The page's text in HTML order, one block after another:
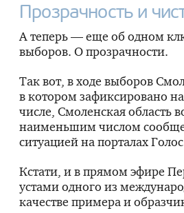
Прозрачность и
А теперь — еще об одном
выборов. О прозрачности.
Так вот, в ходе выборов
в котором зафиксировано
числе, Смоленская область
наименьшим числом
ситуацией на порталах
Кстати, и в прямом эфире
устами одного из
качестве примера и